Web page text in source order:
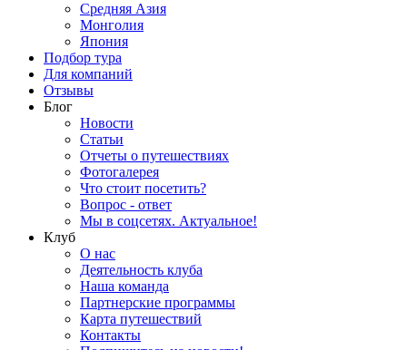
Средняя Азия
Монголия
Япония
Подбор тура
Для компаний
Отзывы
Блог
Новости
Статьи
Отчеты о путешествиях
Фотогалерея
Что стоит посетить?
Вопрос - ответ
Мы в соцсетях. Актуальное!
Клуб
О нас
Деятельность клуба
Наша команда
Партнерские программы
Карта путешествий
Контакты